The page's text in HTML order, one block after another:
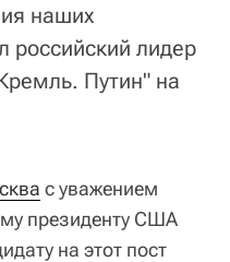
наших
лидер
Путин" на
с уважением
президенту США
на этот пост